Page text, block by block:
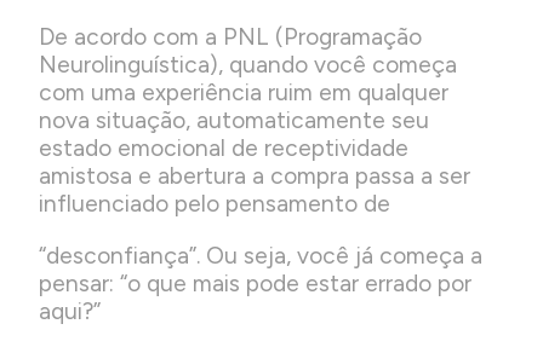
De acordo com a PNL (Programação
Neurolinguística), quando você começa
com uma experiência ruim em qualquer
nova situação, automaticamente seu
estado emocional de receptividade
amistosa e abertura a compra passa a ser
influenciado pelo pensamento de
“desconfiança”. Ou seja, você já começa a
pensar: “o que mais pode estar errado por
aqui?”